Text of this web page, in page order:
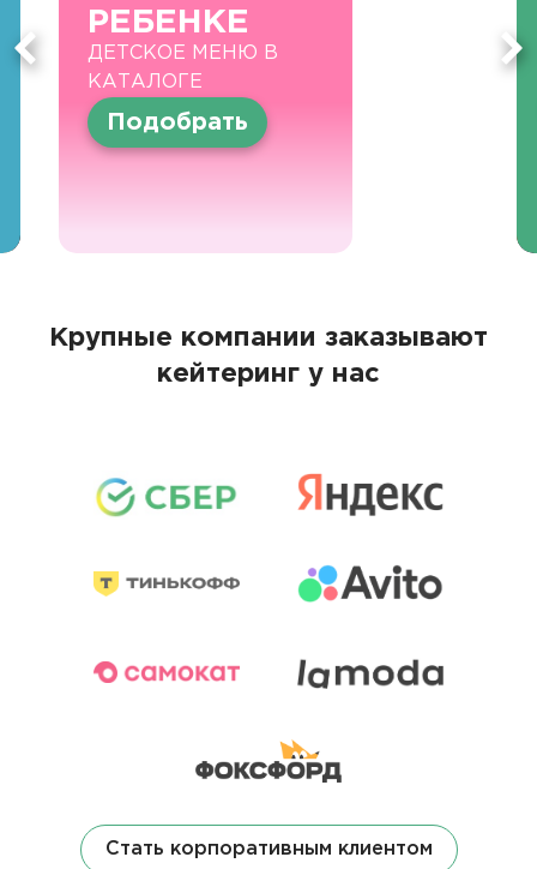
РЕБЕНКЕ
ДЕТСКОЕ МЕНЮ В
КАТАЛОГЕ
Подобрать
Крупные компании заказывают
кейтеринг у нас
Стать корпоративным клиентом